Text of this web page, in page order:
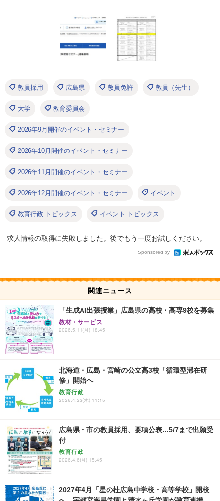
教員採用 広島県 教員免許 教員（先生）
大学 教育委員会
2026年9月開催のイベント・セミナー
2026年10月開催のイベント・セミナー
2026年11月開催のイベント・セミナー
2026年12月開催のイベント・セミナー イベント
教育行政 トピックス イベント トピックス
求人情報の取得に失敗しました。後でもう一度お試しください。
Sponsored by
関連ニュース
「生成AI出張授業」広島県の高校・高専9校を募集
教材・サービス
2026.5.11(月) 18:45
北海道・広島・宮崎の公立高3校「循環型滞在研
修」開始へ
教育行政
2026.4.23(木) 11:15
広島県・市の教員採用、要項公表…5/7まで出願受
付
教育行政
2026.4.6(月) 15:45
2027年4月「星の杜広島中学校・高等学校」開校